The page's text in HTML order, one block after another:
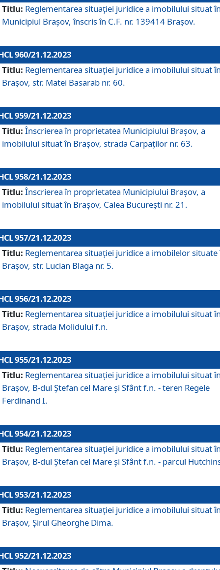
Titlu: Reglementarea situației juridice a imobilului situat
Municipiul Brașov, înscris în C.F. nr. 139414 Brașov.
960/21.12.2023
Titlu: Reglementarea situației juridice a imobilului situat
Brașov, str. Matei Basarab nr. 60.
959/21.12.2023
Titlu: Înscrierea în proprietatea Municipiului Brașov, a
imobilului situat în Brașov, strada Carpaților nr. 63.
958/21.12.2023
Titlu: Înscrierea în proprietatea Municipiului Brașov, a
imobilului situat în Brașov, Calea București nr. 21.
957/21.12.2023
Titlu: Reglementarea situației juridice a imobilelor situate
Brașov, str. Lucian Blaga nr. 5.
956/21.12.2023
Titlu: Reglementarea situației juridice a imobilului situat
Brașov, strada Molidului f.n.
955/21.12.2023
Titlu: Reglementarea situației juridice a imobilului situat
Brașov, B-dul Ștefan cel Mare și Sfânt f.n. - teren Regele
Ferdinand I.
954/21.12.2023
Titlu: Reglementarea situației juridice a imobilului situat
Brașov, B-dul Ștefan cel Mare și Sfânt f.n. - parcul
953/21.12.2023
Titlu: Reglementarea situației juridice a imobilului situat
Brașov, Șirul Gheorghe Dima.
952/21.12.2023